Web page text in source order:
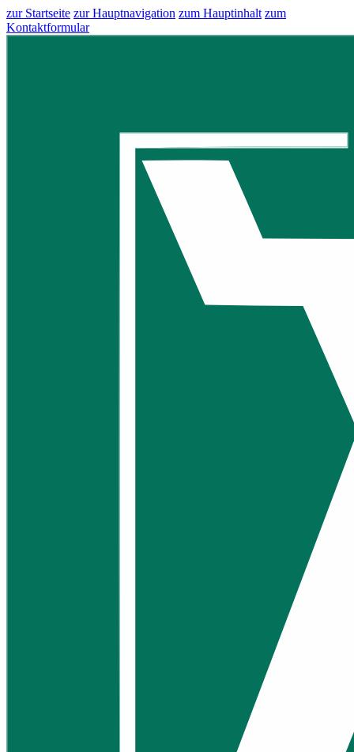
zur Startseite zur Hauptnavigation zum Hauptinhalt zum
Kontaktformular